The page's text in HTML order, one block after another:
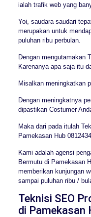
ialah trafik web yang
Yoi, saudara-saudari
merupakan untuk
puluhan ribu perbulan.
Dengan mengutamakan
Karenanya apa saja itu
Misalkan meningkatkan
Dengan meningkatnya
dipastikan Costumer
Maka dari pada itulah
Pamekasan Hub
Kami adalah agensi
Bermutu di Pamekasan
memberikan kunjungan
sampai puluhan ribu /
Teknisi SEO
di